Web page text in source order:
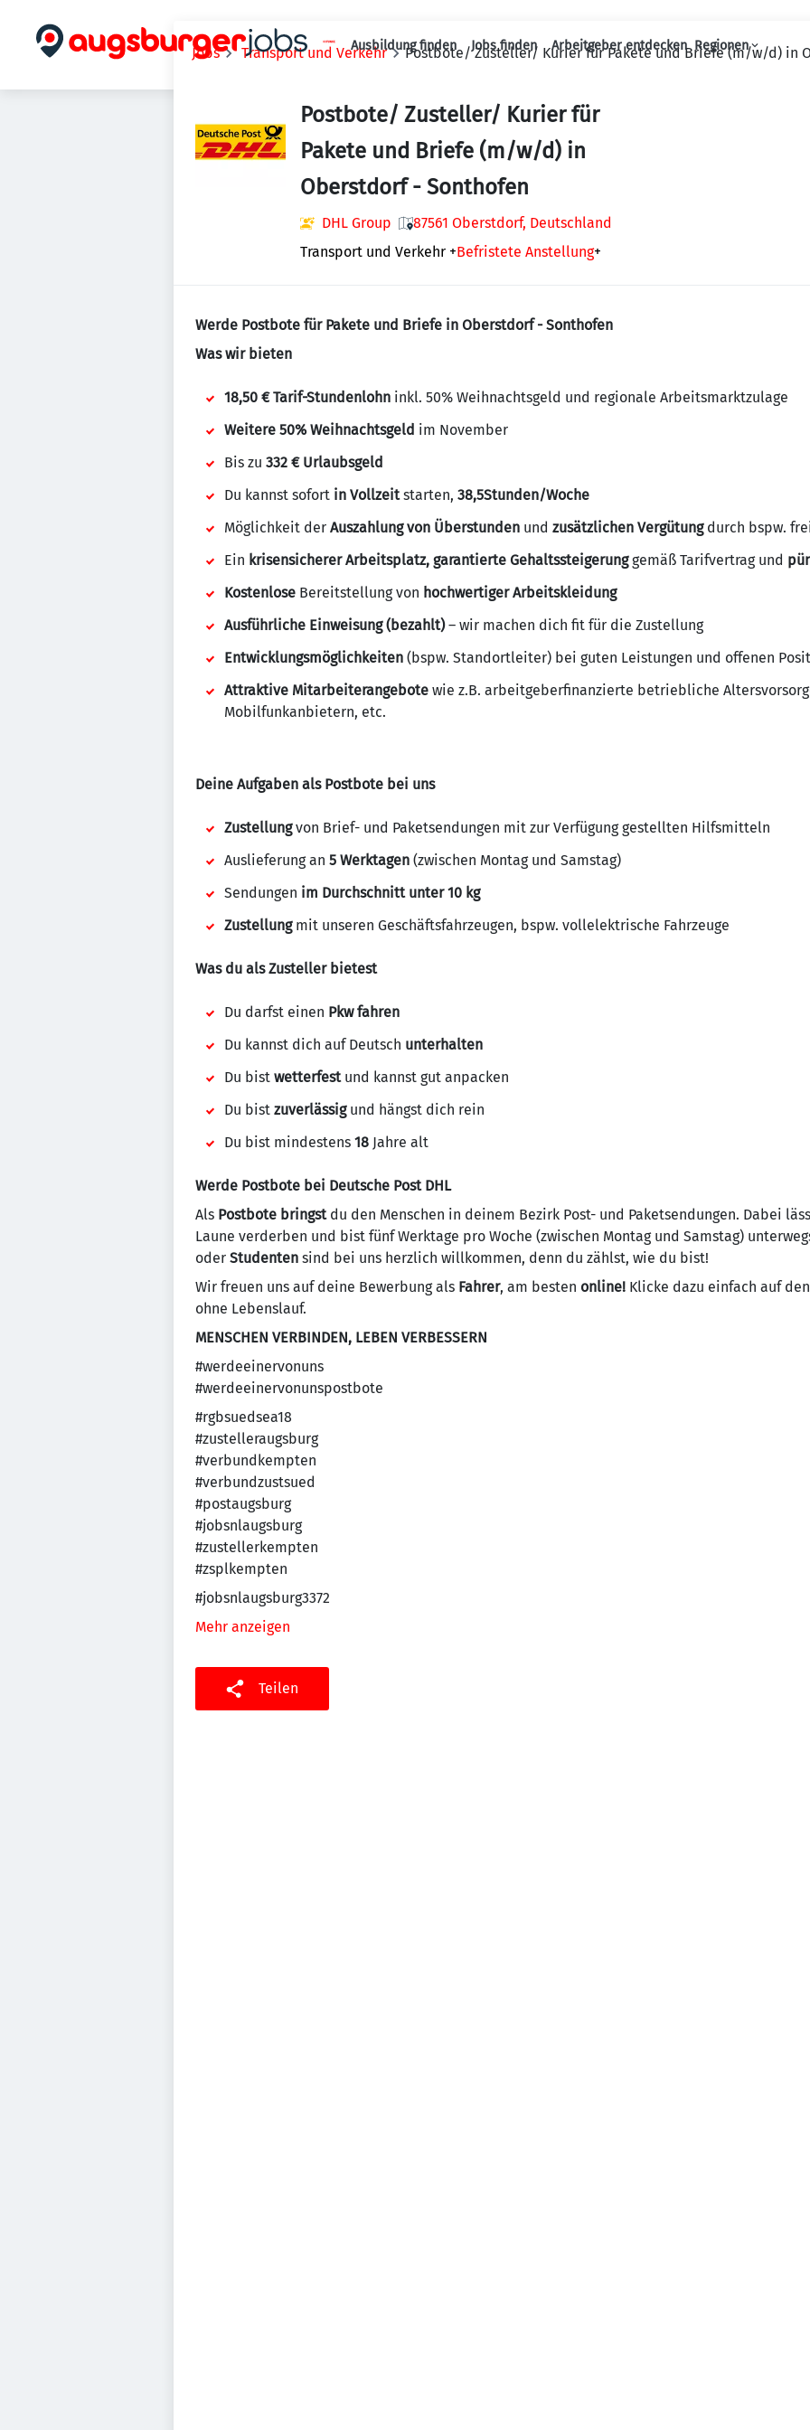
Haupt-Navigation
Ausbildung finden Jobs finden Arbeitgeber entdecken Regionen
Jobs Transport und Verkehr Postbote/ Zusteller/ Kurier für Pakete und Briefe (m/w/d) in
Postbote/ Zusteller/ Kurier für
Pakete und Briefe (m/w/d) in
Oberstdorf - Sonthofen
DHL Group
87561 Oberstdorf, Deutschland
Transport und Verkehr +Befristete Anstellung+
Werde Postbote für Pakete und Briefe in Oberstdorf - Sonthofen
Was wir bieten
18,50 € Tarif-Stundenlohn inkl. 50% Weihnachtsgeld und regionale Arbeitsmarktzulage
Weitere 50% Weihnachtsgeld im November
Bis zu 332 € Urlaubsgeld
Du kannst sofort in Vollzeitstarten, 38,5Stunden/Woche
Möglichkeit der Auszahlung von Überstunden und zusätzlichen Vergütungdurch bspw.
Ein krisensicherer Arbeitsplatz, garantierte Gehaltssteigerunggemäß Tarifvertrag und
Kostenlose Bereitstellung von hochwertiger Arbeitskleidung
Ausführliche Einweisung (bezahlt)– wir machen dich fit für die Zustellung
Entwicklungsmöglichkeiten (bspw. Standortleiter) bei guten Leistungen und offenen
Attraktive Mitarbeiterangebote wie z.B. arbeitgeberfinanzierte betriebliche
Mobilfunkanbietern, etc.
Deine Aufgaben als Postbote bei uns
Zustellungvon Brief- und Paketsendungen mit zur Verfügung gestellten Hilfsmitteln
Auslieferung an 5 Werktagen (zwischen Montag und Samstag)
Sendungen im Durchschnitt unter 10 kg
Zustellungmit unseren Geschäftsfahrzeugen, bspw. vollelektrische Fahrzeuge
Was du als Zusteller bietest
Du darfst einen Pkw fahren
Du kannst dich auf Deutsch unterhalten
Du bist wetterfestund kannst gut anpacken
Du bist zuverlässigund hängst dich rein
Du bist mindestens 18 Jahre alt
Werde Postbote bei Deutsche Post DHL
Als Postbote bringstdu den Menschen in deinem Bezirk Post- und Paketsendungen. Dabei
Laune verderben und bist fünf Werktage pro Woche (zwischen Montag und Samstag)
oder Studenten sind bei uns herzlich willkommen, denn du zählst, wie du bist!
Wir freuen uns auf deine Bewerbung als Fahrer, am besten online! Klicke dazu einfach auf
ohne Lebenslauf.
MENSCHEN VERBINDEN, LEBEN VERBESSERN
#werdeeinervonuns
#werdeeinervonunspostbote
#rgbsuedsea18
#zustelleraugsburg
#verbundkempten
#verbundzustsued
#postaugsburg
#jobsnlaugsburg
#zustellerkempten
#zsplkempten
#jobsnlaugsburg3372
Mehr anzeigen
Teilen